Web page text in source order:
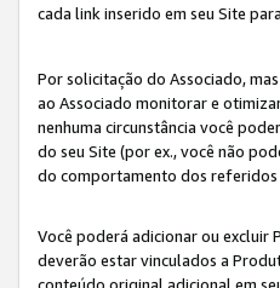
cada link inserido em seu Site
Por solicitação do Associado,
ao Associado monitorar e
nenhuma circunstância você
do seu Site (por ex., você não
do comportamento dos referidos
Você poderá adicionar ou excluir
deverão estar vinculados a